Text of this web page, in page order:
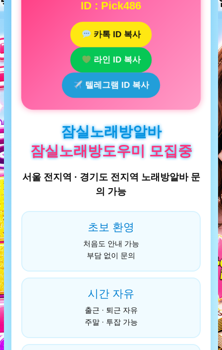
ID : Pick486
카톡 ID 복사
라인 ID 복사
텔레그램 ID 복사
잠실노래방알바
잠실노래방도우미 모집중
서울 전지역 · 경기도 전지역 노래방알바 문
의 가능
초보 환영
처음도 안내 가능
부담 없이 문의
시간 자유
출근 · 퇴근 자유
주말 · 투잡 가능